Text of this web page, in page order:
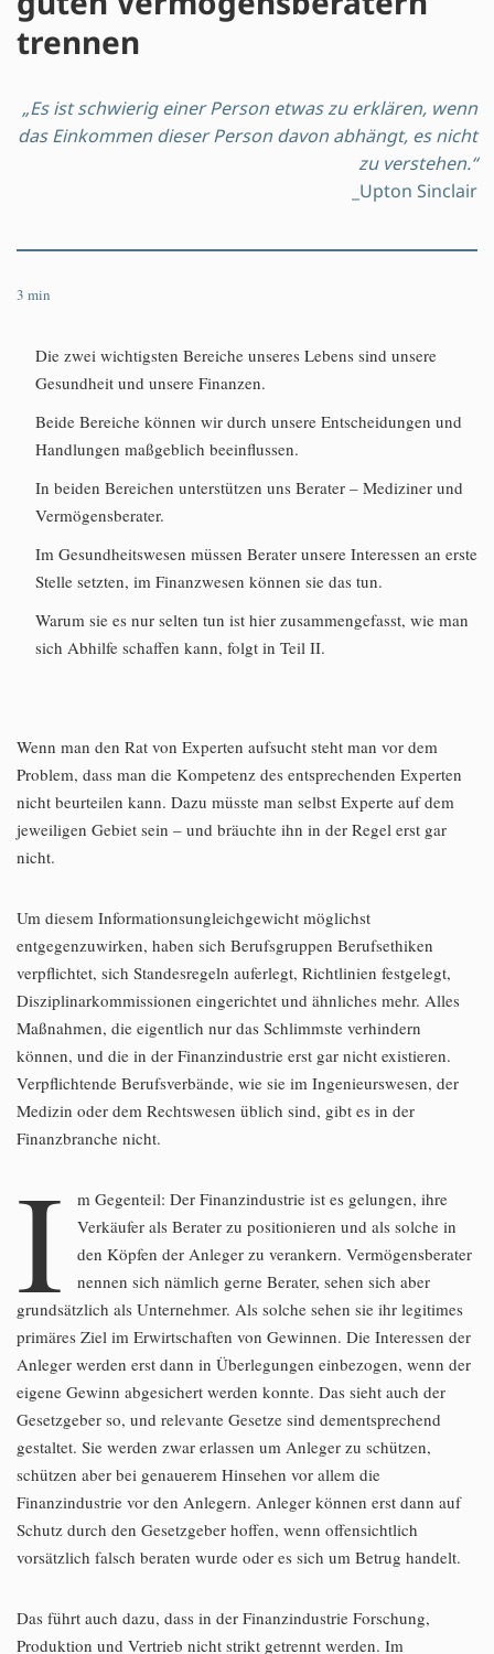
trennen
„Es ist schwierig einer Person etwas zu erklären, wenn
das Einkommen dieser Person davon abhängt, es nicht
zu verstehen.“
_Upton Sinclair
3 min
Die zwei wichtigsten Bereiche unseres Lebens sind unsere
Gesundheit und unsere Finanzen.
Beide Bereiche können wir durch unsere Entscheidungen und
Handlungen maßgeblich beeinflussen.
In beiden Bereichen unterstützen uns Berater – Mediziner und
Vermögensberater.
Im Gesundheitswesen müssen Berater unsere Interessen an erste
Stelle setzten, im Finanzwesen können sie das tun.
Warum sie es nur selten tun ist hier zusammengefasst, wie man
sich Abhilfe schaffen kann, folgt in Teil II.
Wenn man den Rat von Experten aufsucht steht man vor dem
Problem, dass man die Kompetenz des entsprechenden Experten
nicht beurteilen kann. Dazu müsste man selbst Experte auf dem
jeweiligen Gebiet sein – und bräuchte ihn in der Regel erst gar
nicht.
Um diesem Informationsungleichgewicht möglichst
entgegenzuwirken, haben sich Berufsgruppen Berufsethiken
verpflichtet, sich Standesregeln auferlegt, Richtlinien festgelegt,
Disziplinarkommissionen eingerichtet und ähnliches mehr. Alles
Maßnahmen, die eigentlich nur das Schlimmste verhindern
können, und die in der Finanzindustrie erst gar nicht existieren.
Verpflichtende Berufsverbände, wie sie im Ingenieurswesen, der
Medizin oder dem Rechtswesen üblich sind, gibt es in der
Finanzbranche nicht.
I
m Gegenteil: Der Finanzindustrie ist es gelungen, ihre
Verkäufer als Berater zu positionieren und als solche in
den Köpfen der Anleger zu verankern. Vermögensberater
nennen sich nämlich gerne Berater, sehen sich aber
grundsätzlich als Unternehmer. Als solche sehen sie ihr legitimes
primäres Ziel im Erwirtschaften von Gewinnen. Die Interessen der
Anleger werden erst dann in Überlegungen einbezogen, wenn der
eigene Gewinn abgesichert werden konnte. Das sieht auch der
Gesetzgeber so, und relevante Gesetze sind dementsprechend
gestaltet. Sie werden zwar erlassen um Anleger zu schützen,
schützen aber bei genauerem Hinsehen vor allem die
Finanzindustrie vor den Anlegern. Anleger können erst dann auf
Schutz durch den Gesetzgeber hoffen, wenn offensichtlich
vorsätzlich falsch beraten wurde oder es sich um Betrug handelt.
Das führt auch dazu, dass in der Finanzindustrie Forschung,
Produktion und Vertrieb nicht strikt getrennt werden. Im